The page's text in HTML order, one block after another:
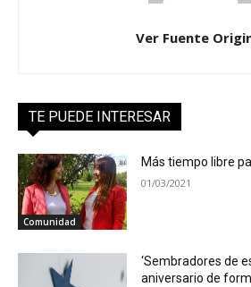
Ver Fuente
TE PUEDE INTERESAR
Comunidad
Más tiempo libre
01/03/2021
‘Sembradores de
aniversario de